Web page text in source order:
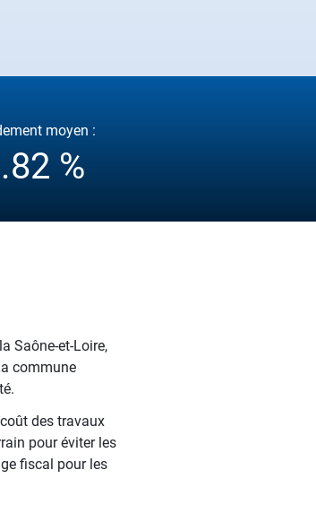
moyen :
%
Saône-et-Loire,
commune
des travaux
pour éviter les
fiscal pour les